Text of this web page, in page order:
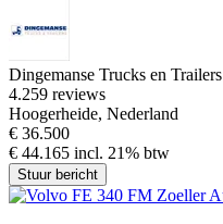
Dingemanse Trucks en Trailers
4.259 reviews
Hoogerheide, Nederland
€ 36.500
€ 44.165 incl. 21% btw
Stuur bericht